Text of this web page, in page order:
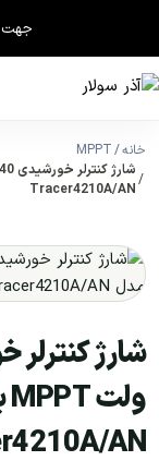
جهت
خانه MPPT
Tracer4210A/AN
AN